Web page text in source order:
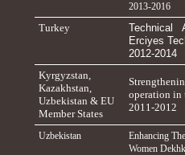
2013-2016
Turkey
Technical
Erciyes
2012-2014
Kyrgyzstan,
Kazakhstan,
Uzbekistan & EU
Member States
operation in
2011-2012
Uzbekistan
Enhancing
Women